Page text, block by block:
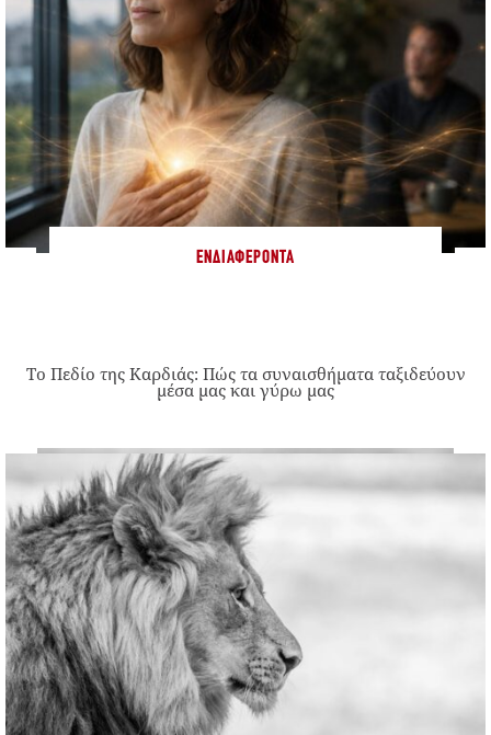
ΕΝΔΙΑΦΈΡΟΝΤΑ
Το Πεδίο της Καρδιάς: Πώς τα συναισθήματα ταξιδεύουν
μέσα μας και γύρω μας